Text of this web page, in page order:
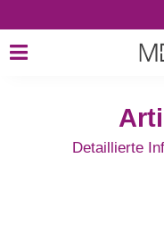
Detaillierte